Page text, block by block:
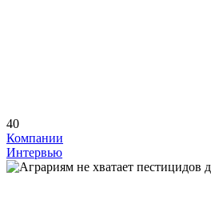
40
Компании
Интервью